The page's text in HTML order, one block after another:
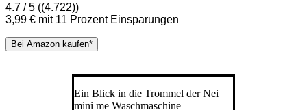
4.7 / 5 ((4.722))
3,99 € mit 11 Prozent Einsparungen
Bei Amazon kaufen*
Ein Blick in die Trommel der Nei
mini me Waschmaschine